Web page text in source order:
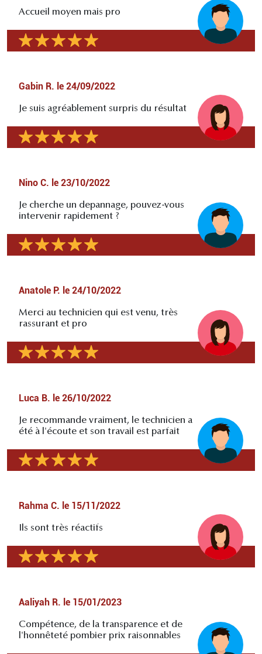
Accueil moyen mais pro
Gabin R. le 24/09/2022
Je suis agréablement surpris du résultat
Nino C. le 23/10/2022
Je cherche un depannage, pouvez-vous
intervenir rapidement ?
Anatole P. le 24/10/2022
Merci au technicien qui est venu, très
rassurant et pro
Luca B. le 26/10/2022
Je recommande vraiment, le technicien a
été à l'écoute et son travail est parfait
Rahma C. le 15/11/2022
Ils sont très réactifs
Aaliyah R. le 15/01/2023
Compétence, de la transparence et de
l'honnêteté pombier prix raisonnables